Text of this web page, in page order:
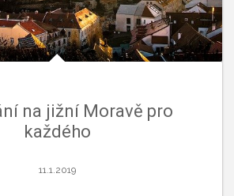
na jižní Moravě pro
každého
11.1.2019